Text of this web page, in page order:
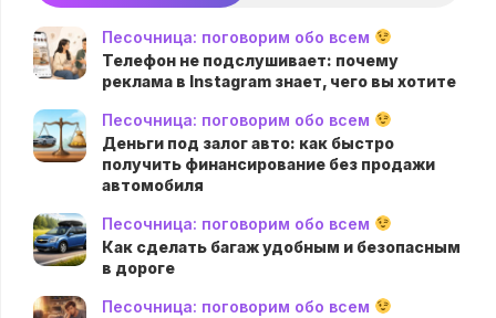
Песочница: поговорим обо всем
Телефон не подслушивает: почему
реклама в Instagram знает, чего вы хотите
Песочница: поговорим обо всем
Деньги под залог авто: как быстро
получить финансирование без продажи
автомобиля
Песочница: поговорим обо всем
Как сделать багаж удобным и безопасным
в дороге
Песочница: поговорим обо всем